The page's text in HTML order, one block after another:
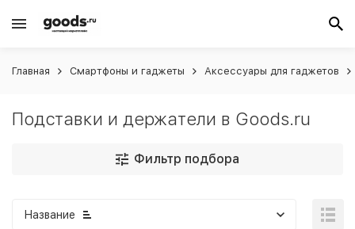
Главная Смартфоны и гаджеты Аксессуары для гаджетов
Подставки и держатели в Goods.ru
Фильтр подбора
Название